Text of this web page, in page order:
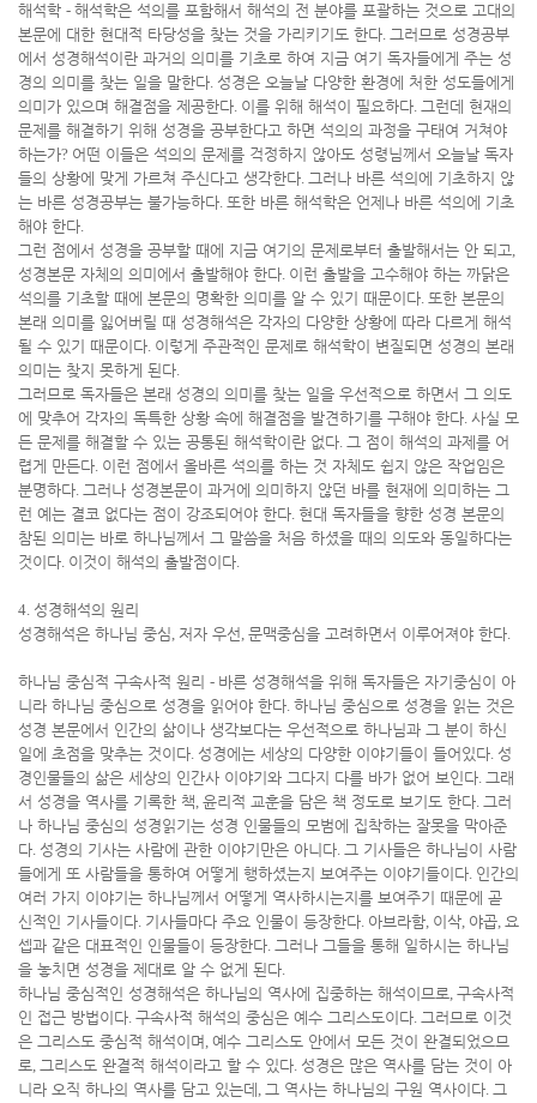
해석학 - 해석학은 석의를 포함해서 해석의 전 분야를 포괄하는 것으로 고대의
본문에 대한 현대적 타당성을 찾는 것을 가리키기도 한다. 그러므로 성경공부
에서 성경해석이란 과거의 의미를 기초로 하여 지금 여기 독자들에게 주는 성
경의 의미를 찾는 일을 말한다. 성경은 오늘날 다양한 환경에 처한 성도들에게
의미가 있으며 해결점을 제공한다. 이를 위해 해석이 필요하다. 그런데 현재의
문제를 해결하기 위해 성경을 공부한다고 하면 석의의 과정을 구태여 거쳐야
하는가? 어떤 이들은 석의의 문제를 걱정하지 않아도 성령님께서 오늘날 독자
들의 상황에 맞게 가르쳐 주신다고 생각한다. 그러나 바른 석의에 기초하지 않
는 바른 성경공부는 불가능하다. 또한 바른 해석학은 언제나 바른 석의에 기초
해야 한다.
그런 점에서 성경을 공부할 때에 지금 여기의 문제로부터 출발해서는 안 되고,
성경본문 자체의 의미에서 출발해야 한다. 이런 출발을 고수해야 하는 까닭은
석의를 기초할 때에 본문의 명확한 의미를 알 수 있기 때문이다. 또한 본문의
본래 의미를 잃어버릴 때 성경해석은 각자의 다양한 상황에 따라 다르게 해석
될 수 있기 때문이다. 이렇게 주관적인 문제로 해석학이 변질되면 성경의 본래
의미는 찾지 못하게 된다.
그러므로 독자들은 본래 성경의 의미를 찾는 일을 우선적으로 하면서 그 의도
에 맞추어 각자의 독특한 상황 속에 해결점을 발견하기를 구해야 한다. 사실 모
든 문제를 해결할 수 있는 공통된 해석학이란 없다. 그 점이 해석의 과제를 어
렵게 만든다. 이런 점에서 올바른 석의를 하는 것 자체도 쉽지 않은 작업임은
분명하다. 그러나 성경본문이 과거에 의미하지 않던 바를 현재에 의미하는 그
런 예는 결코 없다는 점이 강조되어야 한다. 현대 독자들을 향한 성경 본문의
참된 의미는 바로 하나님께서 그 말씀을 처음 하셨을 때의 의도와 동일하다는
것이다. 이것이 해석의 출발점이다.
4. 성경해석의 원리
성경해석은 하나님 중심, 저자 우선, 문맥중심을 고려하면서 이루어져야 한다.
하나님 중심적 구속사적 원리 - 바른 성경해석을 위해 독자들은 자기중심이 아
니라 하나님 중심으로 성경을 읽어야 한다. 하나님 중심으로 성경을 읽는 것은
성경 본문에서 인간의 삶이나 생각보다는 우선적으로 하나님과 그 분이 하신
일에 초점을 맞추는 것이다. 성경에는 세상의 다양한 이야기들이 들어있다. 성
경인물들의 삶은 세상의 인간사 이야기와 그다지 다를 바가 없어 보인다. 그래
서 성경을 역사를 기록한 책, 윤리적 교훈을 담은 책 정도로 보기도 한다. 그러
나 하나님 중심의 성경읽기는 성경 인물들의 모범에 집착하는 잘못을 막아준
다. 성경의 기사는 사람에 관한 이야기만은 아니다. 그 기사들은 하나님이 사람
들에게 또 사람들을 통하여 어떻게 행하셨는지 보여주는 이야기들이다. 인간의
여러 가지 이야기는 하나님께서 어떻게 역사하시는지를 보여주기 때문에 곧
신적인 기사들이다. 기사들마다 주요 인물이 등장한다. 아브라함, 이삭, 야곱, 요
셉과 같은 대표적인 인물들이 등장한다. 그러나 그들을 통해 일하시는 하나님
을 놓치면 성경을 제대로 알 수 없게 된다.
하나님 중심적인 성경해석은 하나님의 역사에 집중하는 해석이므로, 구속사적
인 접근 방법이다. 구속사적 해석의 중심은 예수 그리스도이다. 그러므로 이것
은 그리스도 중심적 해석이며 , 예수 그리스도 안에서 모든 것이 완결되었으므
로, 그리스도 완결적 해석이라고 할 수 있다. 성경은 많은 역사를 담는 것이 아
니라 오직 하나의 역사를 담고 있는데 , 그 역사는 하나님의 구원 역사이다. 그